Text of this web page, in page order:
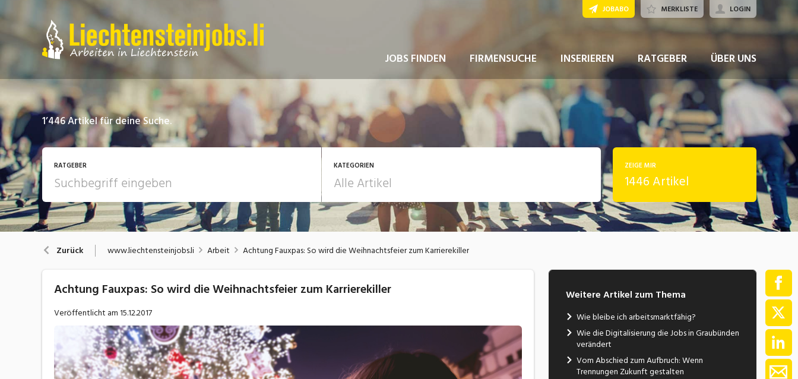
JOBS FINDEN FIRMENSUCHE INSERIEREN RATGEBER ÜBER UNS
JOBABO MERKLISTE LOGIN
1’446Artikel für deine Suche.
RATGEBER KATEGORIEN
Arbeit Ausbildung / Weiterbildung Bewerbung / Rekrutierung
ZEIGE MIR
1446 Artikel
Zurück www.liechtensteinjobs.li Arbeit Achtung Fauxpas: So wird die Weihnachtsfeier zum Karrierekiller
Achtung Fauxpas: So wird die Weihnachtsfeier zum Karrierekiller
Veröffentlicht am15.12.2017
Weitere Artikel zum Thema
Wie bleibe ich arbeitsmarktfähig?
Wie die Digitalisierung die Jobs in Graubünden
verändert
Vom Abschied zum Aufbruch: Wenn
Trennungen Zukunft gestalten